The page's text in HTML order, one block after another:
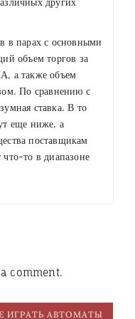
в парах с основными
объем торгов за
а также объем
По сравнению с
ставка. В то
еще ниже, а
поставщикам
то в диапазоне
comment.
ИГРАТЬ АВТОМАТЫ